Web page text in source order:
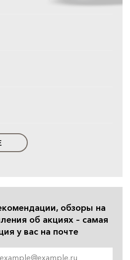
обзоры на
об акциях – самая
у вас на почте